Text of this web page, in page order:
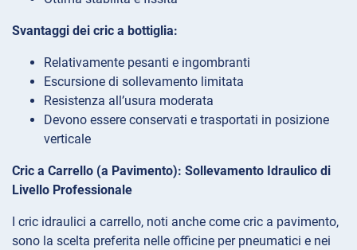
Svantaggi dei cric a bottiglia:
Relativamente pesanti e ingombranti
Escursione di sollevamento limitata
Resistenza all’usura moderata
Devono essere conservati e trasportati in posizione
verticale
Cric a Carrello (a Pavimento): Sollevamento Idraulico di
Livello Professionale
I cric idraulici a carrello, noti anche come cric a pavimento,
sono la scelta preferita nelle officine per pneumatici e nei